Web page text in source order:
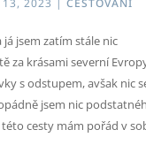
já jsem zatím stále nic
za krásami severní
s odstupem, avšak nic
jsem nic
cesty mám pořád v